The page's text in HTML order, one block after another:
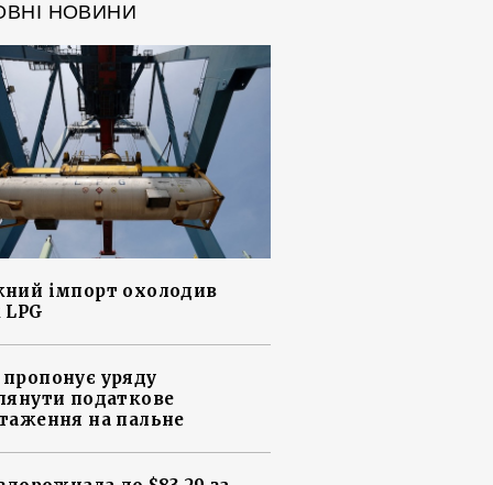
НОВИНИ
імпорт охолодив
уряду
податкове
на пальне